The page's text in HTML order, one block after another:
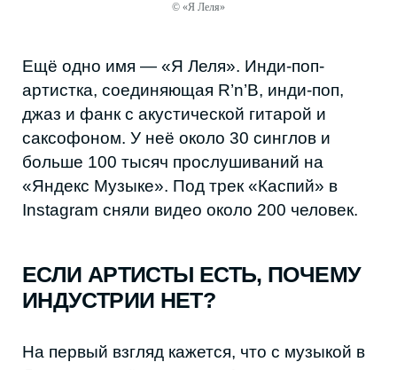
© «Я Леля»
творческое объединение «Одинокий стул».
республике. За прошлый год прошло
четыре «Стула» и ещё шесть концертов
участников отдельно: в среднем по
событию в месяц. Для агломерации с
населением около миллиона человек это
немного.